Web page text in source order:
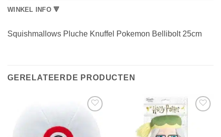
WINKEL INFO 🔻
Squishmallows Pluche Knuffel Pokemon Bellibolt 25cm
GERELATEERDE PRODUCTEN